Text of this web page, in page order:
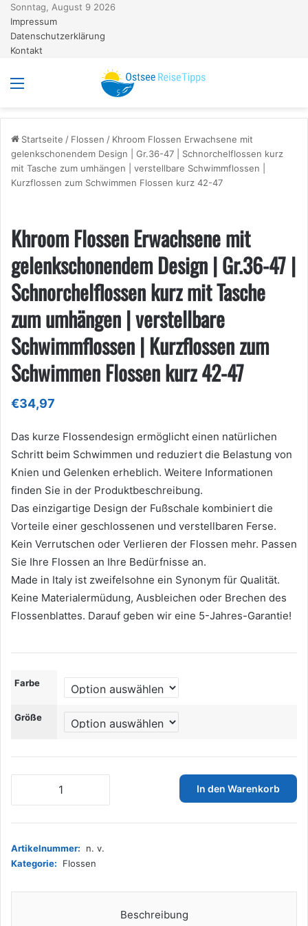
Sonntag, August 9 2026
Impressum
Datenschutzerklärung
Kontakt
Menü
Startseite / Flossen / Khroom Flossen Erwachsene mit
gelenkschonendem Design | Gr.36-47 | Schnorchelflossen kurz
mit Tasche zum umhängen | verstellbare Schwimmflossen |
Kurzflossen zum Schwimmen Flossen kurz 42-47
Khroom Flossen Erwachsene mit
gelenkschonendem Design | Gr.36-47 |
Schnorchelflossen kurz mit Tasche
zum umhängen | verstellbare
Schwimmflossen | Kurzflossen zum
Schwimmen Flossen kurz 42-47
€34,97
Das kurze Flossendesign ermöglicht einen natürlichen
Schritt beim Schwimmen und reduziert die Belastung von
Knien und Gelenken erheblich. Weitere Informationen
finden Sie in der Produktbeschreibung.
Das einzigartige Design der Fußschale kombiniert die
Vorteile einer geschlossenen und verstellbaren Ferse.
Kein Verrutschen oder Verlieren der Flossen mehr. Passen
Sie Ihre Flossen an Ihre Bedürfnisse an.
Made in Italy ist zweifelsohne ein Synonym für Qualität.
Keine Materialermüdung, Ausbleichen oder Brechen des
Flossenblattes. Darauf geben wir eine 5-Jahres-Garantie!
Farbe
Größe
mit
Design
|
In den Warenkorb
Artikelnummer:
n. v.
Kategorie:
Flossen
Beschreibung